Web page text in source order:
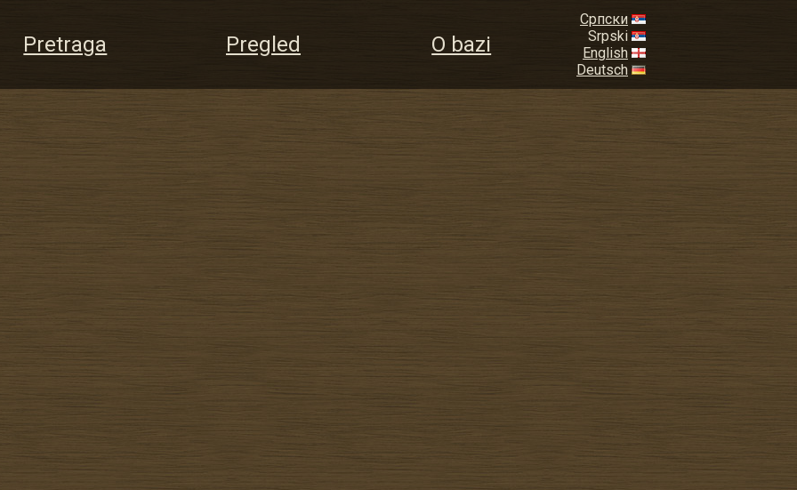
Pretraga Pregled O bazi
Српски
Srpski
English
Deutsch